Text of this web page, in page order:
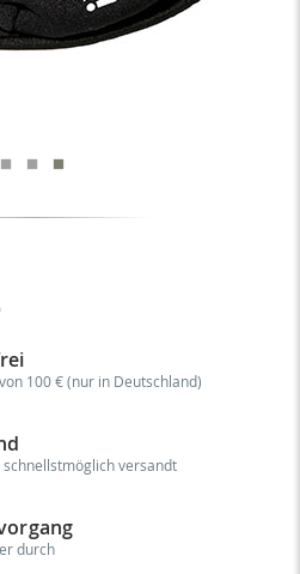
100 € (nur in Deutschland)
versandt
durch